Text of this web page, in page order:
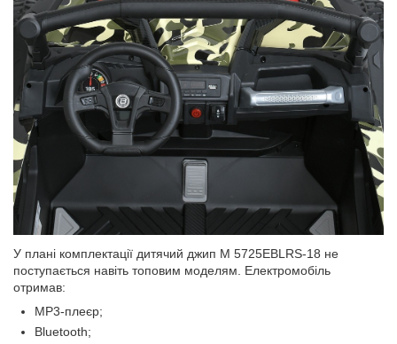
У плані комплектації дитячий джип M 5725EBLRS-18 не
поступається навіть топовим моделям. Електромобіль
отримав:
MP3-плеєр;
Bluetooth;